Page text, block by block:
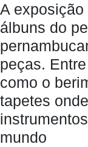
A
álbuns do
peças.
como o
tapetes
mundo